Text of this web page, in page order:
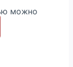
можно